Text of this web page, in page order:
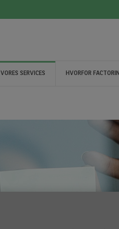
VORES SERVICES HVORFOR